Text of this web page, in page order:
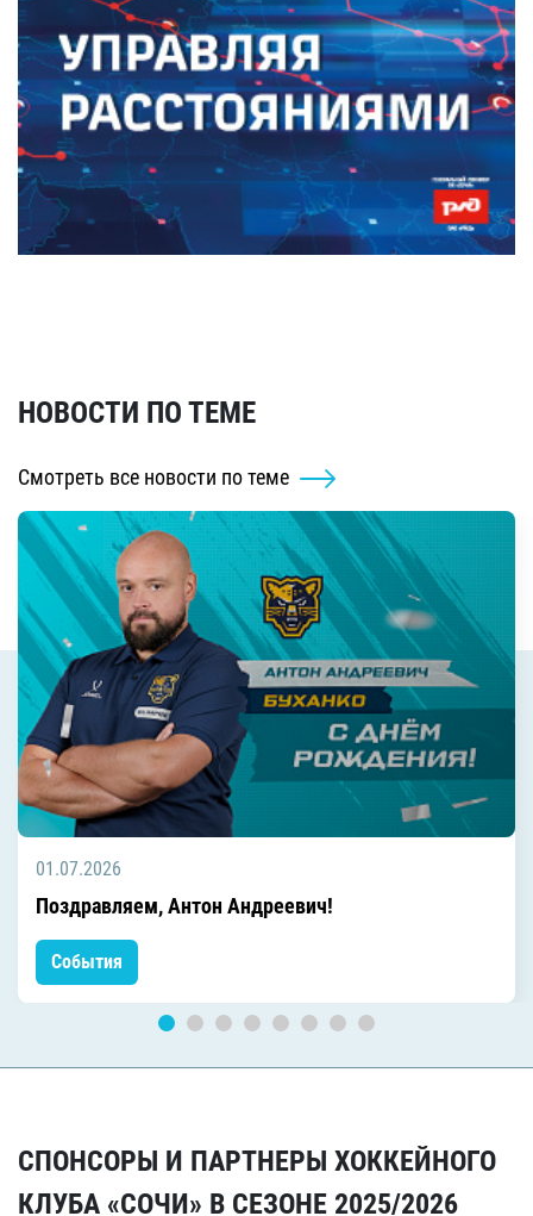
НОВОСТИ ПО ТЕМЕ
Смотреть все новости по теме
01.07.2026
Поздравляем, Антон Андреевич!
События
СПОНСОРЫ И ПАРТНЕРЫ ХОККЕЙНОГО
КЛУБА «СОЧИ» В СЕЗОНЕ 2025/2026